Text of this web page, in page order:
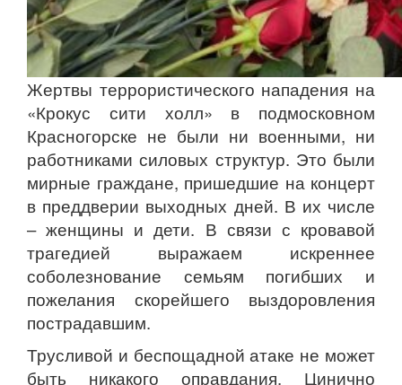
Жертвы террористического нападения на
«Крокус сити холл» в подмосковном
Красногорске не были ни военными, ни
работниками силовых структур. Это были
мирные граждане, пришедшие на концерт
в преддверии выходных дней. В их числе
– женщины и дети. В связи с кровавой
трагедией выражаем искреннее
соболезнование семьям погибших и
пожелания скорейшего выздоровления
пострадавшим.
Трусливой и беспощадной атаке не может
быть никакого оправдания. Цинично